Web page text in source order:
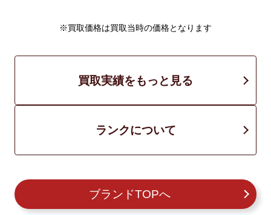
※買取価格は買取当時の価格となります
買取実績をもっと見る
ランクについて
ブランドTOPへ